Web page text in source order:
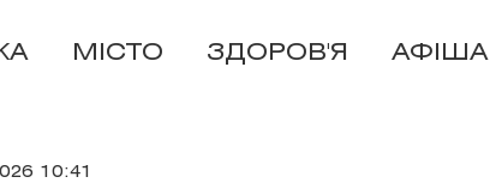
МІСТО ЗДОРОВ'Я АФІША
10:41